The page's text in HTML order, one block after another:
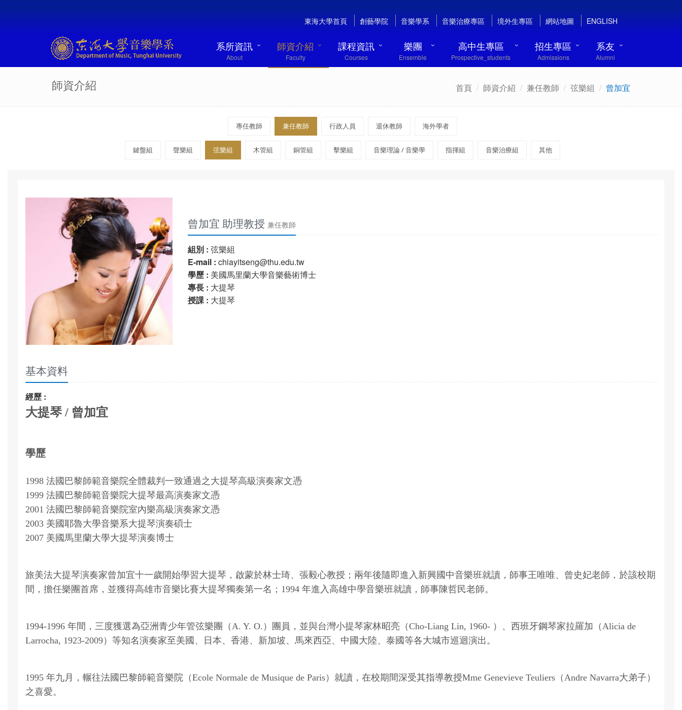
東海大學首頁 創藝學院 音樂學系 音樂治療專區 境外生專區 網站地圖 ENGLISH
系所資訊
About
師資介紹
Faculty
課程資訊
Courses
樂團
Ensemble
高中生專區
Prospective_students
招生專區
Admissions
系友
Alumni
師資介紹 首頁 師資介紹 兼任教師 弦樂組 曾加宜
專任教師 兼任教師 行政人員 退休教師 海外學者
鍵盤組 聲樂組 弦樂組 木管組 銅管組 擊樂組 音樂理論 / 音樂學 指揮組 音樂治療組 其他
曾加宜 助理教授 兼任教師
組別 : 弦樂組
E-mail : chiayitseng@thu.edu.tw
學歷 : 美國馬里蘭大學音樂藝術博士
專長 : 大提琴
授課 : 大提琴
基本資料
經歷 :
大提琴 / 曾加宜
學歷
1998 法國巴黎師範音樂院全體裁判一致通過之大提琴高級演奏家文憑
1999 法國巴黎師範音樂院大提琴最高演奏家文憑
2001 法國巴黎師範音樂院室內樂高級演奏家文憑
2003 美國耶魯大學音樂系大提琴演奏碩士
2007 美國馬里蘭大學大提琴演奏博士
旅美法大提琴演奏家曾加宜十一歲開始學習大提琴，啟蒙於林士琦、張毅心教授；兩年後隨即進入新興國中音樂班就讀，師事王唯唯、曾史妃老師，於該校期
間，擔任樂團首席，並獲得高雄市音樂比賽大提琴獨奏第一名；1994 年進入高雄中學音樂班就讀，師事陳哲民老師。
1994-1996 年間，三度獲選為亞洲青少年管弦樂團（A. Y. O.）團員，並與台灣小提琴家林昭亮（Cho-Liang Lin, 1960- ）、西班牙鋼琴家拉羅加（Alicia de
Larrocha, 1923-2009）等知名演奏家至美國、日本、香港、新加坡、馬來西亞、中國大陸、泰國等各大城市巡迴演出。
1995 年九月，輾往法國巴黎師範音樂院（Ecole Normale de Musique de Paris）就讀，在校期間深受其指導教授Mme Genevieve Teuliers（Andre Navarra大弟子）
之喜愛。